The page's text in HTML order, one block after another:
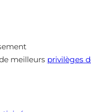
meilleurs privilèges